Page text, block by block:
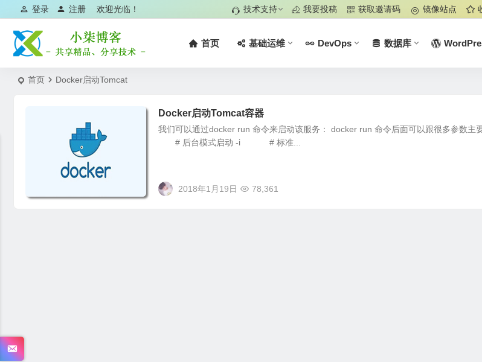
欢迎光临！
登录 注册 技术支持 我要投稿 获取邀请码 镜像站点
首页 基础运维 DevOps 数据库
首页 Docker启动Tomcat
Docker启动Tomcat容器
我们可以通过docker run 命令来启动该服务： docker run 命令后面可以跟很多参数主
# 后台模式启动 -i # 标准...
2018年1月19日 78,361